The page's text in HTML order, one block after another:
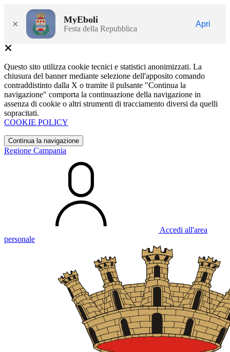
× MyEboli
Festa della Repubblica
Apri
Questo sito utilizza cookie tecnici e statistici anonimizzati. La
chiusura del banner mediante selezione dell'apposito comando
contraddistinto dalla X o tramite il pulsante "Continua la
navigazione" comporta la continuazione della navigazione in
assenza di cookie o altri strumenti di tracciamento diversi da quelli
sopracitati.
COOKIE POLICY
Continua la navigazione
Regione Campania
Accedi all'area
personale